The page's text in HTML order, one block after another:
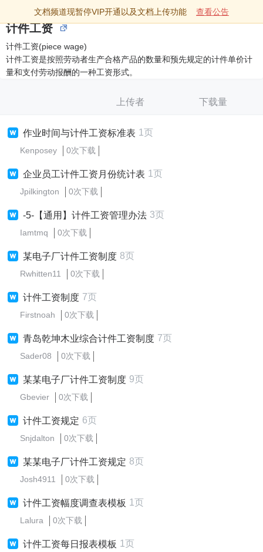
文档频道现暂停VIP开通以及文档上传功能 查看公告
计件工资
计件工资(piece wage)
计件工资是按照劳动者生产合格产品的数量和预先规定的计件单价计
量和支付劳动报酬的一种工资形式。
上传者 下载量
作业时间与计件工资标准表 1页
Kenposey 0次下载
企业员工计件工资月份统计表 1页
Jpilkington 0次下载
-5-【通用】计件工资管理办法 3页
Iamtmq 0次下载
某电子厂计件工资制度 8页
Rwhitten11 0次下载
计件工资制度 7页
Firstnoah 0次下载
青岛乾坤木业综合计件工资制度 7页
Sader08 0次下载
某某电子厂计件工资制度 9页
Gbevier 0次下载
计件工资规定 6页
Snjdalton 0次下载
某某电子厂计件工资规定 8页
Josh4911 0次下载
计件工资幅度调查表模板 1页
Lalura 0次下载
计件工资每日报表模板 1页